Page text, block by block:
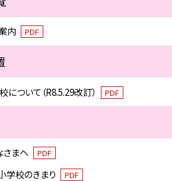
内 PDF
ついて（R8.5.29改訂） PDF
さまへ PDF
学校のきまり PDF